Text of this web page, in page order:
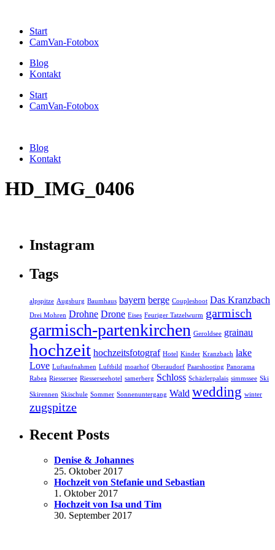
Start
CamVan-Fotobox
Blog
Kontakt
Start
CamVan-Fotobox
Blog
Kontakt
HD_IMG_0406
Instagram
Tags
alpspitze Augsburg Baumhaus bayern berge Coupleshoot Das Kranzbach
Drei Mohren Drohne Drone Eises Feuriger Tatzelwurm garmisch
garmisch-partenkirchen Geroldsee grainau
hochzeit hochzeitsfotograf Hotel Kinder Kranzbach lake
Love Luftaufnahmen Luftbild moarhof Oberaudorf Paarshooting Panorama
Rabea Riessersee Riesserseehotel samerberg Schloss Schäzlerpalais simmssee Ski
Skirennen Skischule Sommer Sonnenuntergang Wald wedding winter
zugspitze
Recent Posts
Denise & Johannes
25. Oktober 2017
Hochzeit von Stefanie und Sebastian
1. Oktober 2017
Hochzeit von Isa und Tim
30. September 2017